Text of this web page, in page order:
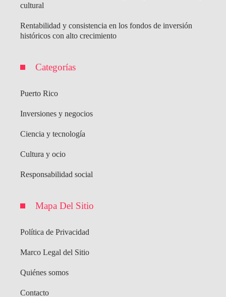
cultural
Rentabilidad y consistencia en los fondos de inversión
históricos con alto crecimiento
Categorías
Puerto Rico
Inversiones y negocios
Ciencia y tecnología
Cultura y ocio
Responsabilidad social
Mapa Del Sitio
Política de Privacidad
Marco Legal del Sitio
Quiénes somos
Contacto